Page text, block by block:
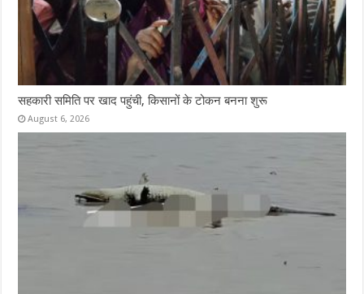
सहकारी समिति पर खाद पहुंची, किसानों के टोकन बनना शुरू
August 6, 2026